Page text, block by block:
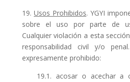
19. Usos Prohibidos. YGYI
sobre el uso por parte de
Cualquier violación a esta
responsabilidad civil y/o
expresamente prohibido:
19.1. acosar o acechar a